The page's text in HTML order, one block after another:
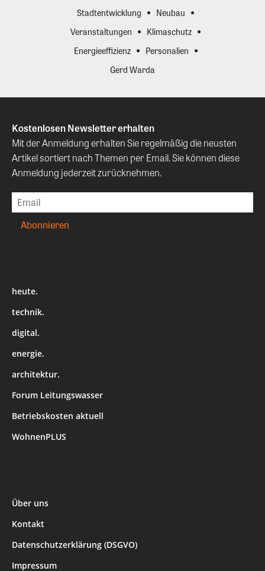
Stadtentwicklung
Neubau
Veranstaltungen
Klimaschutz
Energieeffizienz
Personalien
Gerd Warda
Kostenlosen Newsletter erhalten
Mit der Anmeldung erhalten Sie regelmäßig die neusten
Artikel sortiert nach Themen per Email. Sie können diese
Anmeldung jederzeit zurücknehmen.
heute.
technik.
digital.
energie.
architektur.
Forum Leitungswasser
Betriebskosten aktuell
WohnenPLUS
Über uns
Kontakt
Datenschutzerklärung (DSGVO)
Impressum